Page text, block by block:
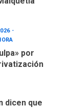
por
dicen que